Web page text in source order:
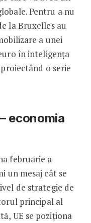
Pentru a nu
la Bruxelles au
a unei
în inteligența
o serie
economia
februarie a
un mesaj cât se
de strategie de
principal al
UE se poziționa